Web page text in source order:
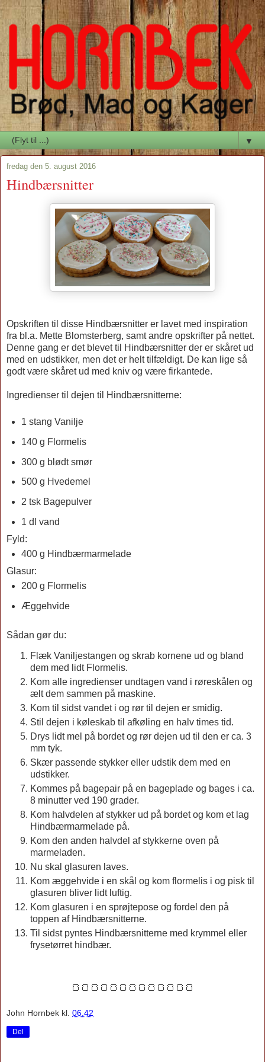
▼
fredag den 5. august 2016
Hindbærsnitter
Opskriften til disse Hindbærsnitter er lavet med inspiration
fra bl.a. Mette Blomsterberg, samt andre opskrifter på nettet.
Denne gang er det blevet til Hindbærsnitter der er skåret ud
med en udstikker, men det er helt tilfældigt. De kan lige så
godt være skåret ud med kniv og være firkantede.
Ingredienser til dejen til Hindbærsnitterne:
1 stang Vanilje
140 g Flormelis
300 g blødt smør
500 g Hvedemel
2 tsk Bagepulver
1 dl vand
Fyld:
400 g Hindbærmarmelade
Glasur:
200 g Flormelis
Æggehvide
Sådan gør du:
Flæk Vaniljestangen og skrab kornene ud og bland
dem med lidt Flormelis.
Kom alle ingredienser undtagen vand i røreskålen og
ælt dem sammen på maskine.
Kom til sidst vandet i og rør til dejen er smidig.
Stil dejen i køleskab til afkøling en halv times tid.
Drys lidt mel på bordet og rør dejen ud til den er ca. 3
mm tyk.
Skær passende stykker eller udstik dem med en
udstikker.
Kommes på bagepair på en bageplade og bages i ca.
8 minutter ved 190 grader.
Kom halvdelen af stykker ud på bordet og kom et lag
Hindbærmarmelade på.
Kom den anden halvdel af stykkerne oven på
marmeladen.
Nu skal glasuren laves.
Kom æggehvide i en skål og kom flormelis i og pisk til
glasuren bliver lidt luftig.
Kom glasuren i en sprøjtepose og fordel den på
toppen af Hindbærsnitterne.
Til sidst pyntes Hindbærsnitterne med krymmel eller
frysetørret hindbær.
🍞🍞🍞🍞🍞🍞🍞🍞🍞🍞🍞🍞🍞
John Hornbek kl. 06.42
Del